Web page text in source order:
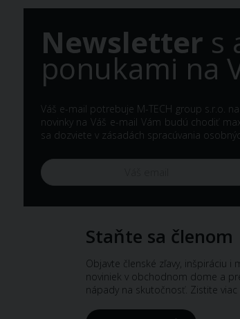
Newsletter s
ponukami na
Váš e-mail potrebuje M-TECH group s.r.o.
novinky na Váš e-mail Vám budú chodiť
sa dozviete v zásadách spracúvania
Staňte sa členom
Objavte členské zľavy, inšpiráciu i
noviniek v obchodnom dome a
nápady na skutočnosť. Zistite viac